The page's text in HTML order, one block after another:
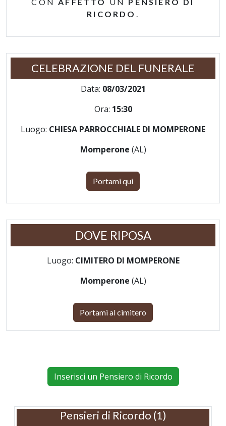
CONAFFETTO UN
PENSIERO DI
RICORDO .
CELEBRAZIONE DEL FUNERALE
Data: 08/03/2021
Ora: 15:30
Luogo: CHIESA PARROCCHIALE DI MOMPERONE
Momperone (AL)
Portami qui
DOVE RIPOSA
Luogo: CIMITERO DI MOMPERONE
Momperone (AL)
Portami al cimitero
Inserisci un Pensiero di Ricordo
Pensieri di Ricordo (1)